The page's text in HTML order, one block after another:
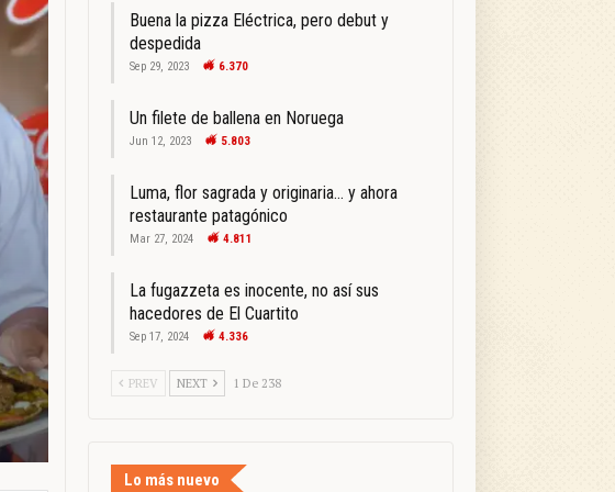
Buena la pizza Eléctrica, pero debut y
despedida
Sep 29, 2023 6.370
Un filete de ballena en Noruega
Jun 12, 2023 5.803
Luma, flor sagrada y originaria… y ahora
restaurante patagónico
Mar 27, 2024 4.811
La fugazzeta es inocente, no así sus
hacedores de El Cuartito
Sep 17, 2024 4.336
PREV NEXT 1 De 238
Lo más nuevo